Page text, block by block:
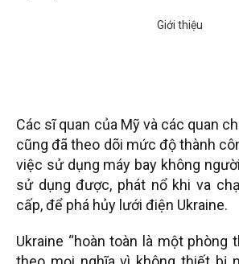
Các sĩ quan của Mỹ và các quan
cũng đã theo dõi mức độ thành
việc sử dụng máy bay không
sử dụng được, phát nổ khi va
cấp, để phá hủy lưới điện Ukraine.
Ukraine “hoàn toàn là một phòng